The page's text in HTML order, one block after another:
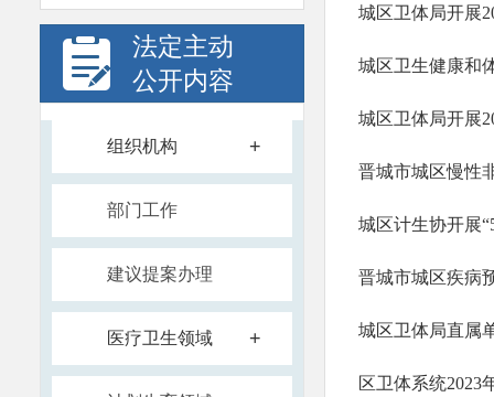
法定主动
公开内容
组织机构 +
部门工作
建议提案办理
医疗卫生领域 +
城区卫体局开展
城区卫生健康和
城区卫体局开展
晋城市城区慢性
城区计生协开展
晋城市城区疾病
城区卫体局直属
区卫体系统2023